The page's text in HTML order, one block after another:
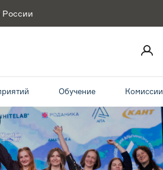
Обучение Комиссии